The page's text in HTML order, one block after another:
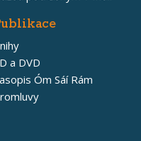
a DVD
Óm Sáí Rám